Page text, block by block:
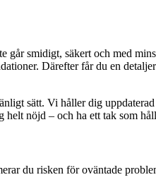
går smidigt, säkert och med
Därefter får du en
sätt. Vi håller dig uppdaterad
nöjd – och ha ett tak som
du risken för oväntade